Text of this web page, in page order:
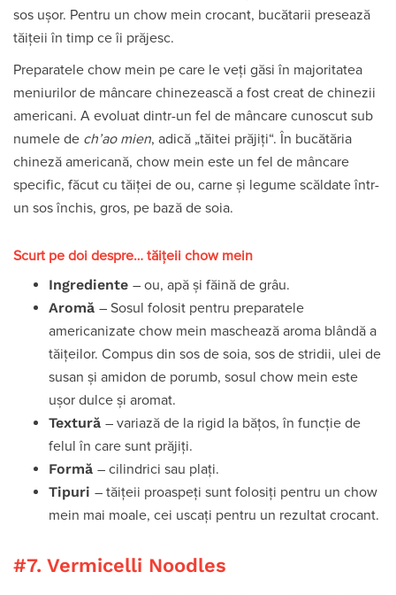
sos ușor. Pentru un chow mein crocant, bucătarii presează
tăițeii în timp ce îi prăjesc.
Preparatele chow mein pe care le veți găsi în majoritatea
meniurilor de mâncare chinezească a fost creat de chinezii
americani. A evoluat dintr-un fel de mâncare cunoscut sub
numele de ch’ao mien, adică „tăitei prăjiți“. În bucătăria
chineză americană, chow mein este un fel de mâncare
specific, făcut cu tăiței de ou, carne și legume scăldate într-
un sos închis, gros, pe bază de soia.
Scurt pe doi despre… tăițeii chow mein
Ingrediente – ou, apă și făină de grâu.
Aromă – Sosul folosit pentru preparatele
americanizate chow mein maschează aroma blândă a
tăițeilor. Compus din sos de soia, sos de stridii, ulei de
susan și amidon de porumb, sosul chow mein este
ușor dulce și aromat.
Textură – variază de la rigid la bățos, în funcție de
felul în care sunt prăjiți.
Formă – cilindrici sau plați.
Tipuri – tăițeii proaspeți sunt folosiți pentru un chow
mein mai moale, cei uscați pentru un rezultat crocant.
#7. Vermicelli Noodles